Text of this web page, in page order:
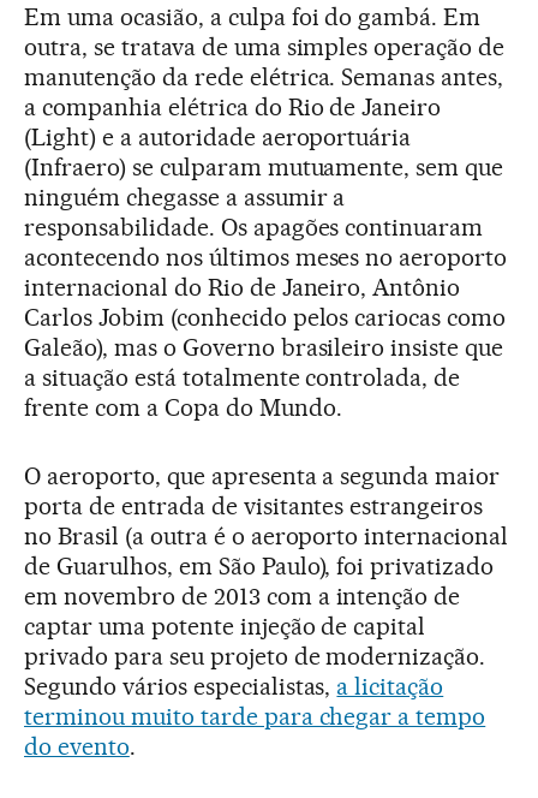
Em uma ocasião, a culpa foi do gambá. Em
outra, se tratava de uma simples operação de
manutenção da rede elétrica. Semanas antes,
a companhia elétrica do Rio de Janeiro
(Light) e a autoridade aeroportuária
(Infraero) se culparam mutuamente, sem que
ninguém chegasse a assumir a
responsabilidade. Os apagões continuaram
acontecendo nos últimos meses no aeroporto
internacional do Rio de Janeiro, Antônio
Carlos Jobim (conhecido pelos cariocas como
Galeão), mas o Governo brasileiro insiste que
a situação está totalmente controlada, de
frente com a Copa do Mundo.
O aeroporto, que apresenta a segunda maior
porta de entrada de visitantes estrangeiros
no Brasil (a outra é o aeroporto internacional
de Guarulhos, em São Paulo), foi privatizado
em novembro de 2013 com a intenção de
captar uma potente injeção de capital
privado para seu projeto de modernização.
Segundo vários especialistas, a licitação
terminou muito tarde para chegar a tempo
do evento.